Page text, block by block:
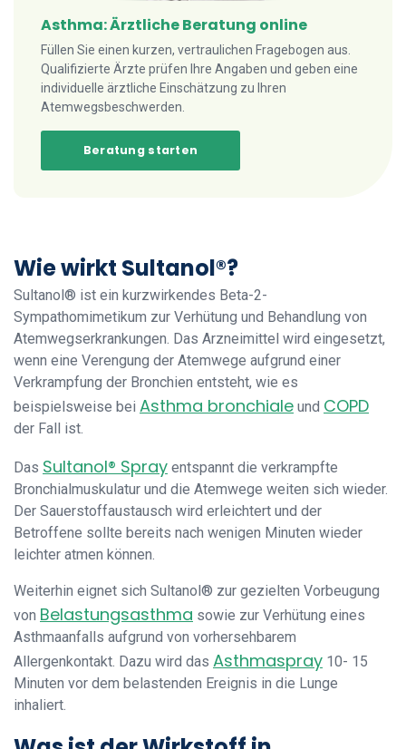
Asthma: Ärztliche Beratung online
Füllen Sie einen kurzen, vertraulichen Fragebogen aus.
Qualifizierte Ärzte prüfen Ihre Angaben und geben eine
individuelle ärztliche Einschätzung zu Ihren
Atemwegsbeschwerden.
Beratung starten
Wie wirkt Sultanol®?
Sultanol® ist ein kurzwirkendes Beta-2-
Sympathomimetikum zur Verhütung und Behandlung von
Atemwegserkrankungen. Das Arzneimittel wird eingesetzt,
wenn eine Verengung der Atemwege aufgrund einer
Verkrampfung der Bronchien entsteht, wie es
beispielsweise bei Asthma bronchiale und COPD
der Fall ist.
Das Sultanol® Spray entspannt die verkrampfte
Bronchialmuskulatur und die Atemwege weiten sich wieder.
Der Sauerstoffaustausch wird erleichtert und der
Betroffene sollte bereits nach wenigen Minuten wieder
leichter atmen können.
Weiterhin eignet sich Sultanol® zur gezielten Vorbeugung
von Belastungsasthma sowie zur Verhütung eines
Asthmaanfalls aufgrund von vorhersehbarem
Allergenkontakt. Dazu wird das Asthmaspray 10- 15
Minuten vor dem belastenden Ereignis in die Lunge
inhaliert.